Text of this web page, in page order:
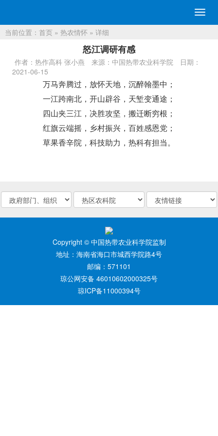
切
换
当前位置： 首页 » 热农情怀 » 详细
怒江调研有感
作者：热作高科 张小燕 来源：中国热带农业科学院
日期：
2021-06-15
万马奔腾过，放怀天地，沉醉翰墨中；
一江跨南北，开山辟谷，天堑变通途；
四山夹三江，决胜攻坚，搬迁断穷根；
红旗云端摇，乡村振兴，百姓感恩党；
草果香辛院，科技助力，热科有担当。
Copyright © 中国热带农业科学院监制
地址：海南省海口市城西学院路4号
邮编：571101
琼公网安备 46010602000325号
琼ICP备11000394号